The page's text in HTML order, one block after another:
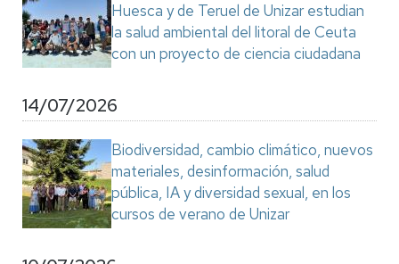
Huesca y de Teruel de Unizar estudian
la salud ambiental del litoral de Ceuta
con un proyecto de ciencia ciudadana
14/07/2026
Biodiversidad, cambio climático, nuevos
materiales, desinformación, salud
pública, IA y diversidad sexual, en los
cursos de verano de Unizar